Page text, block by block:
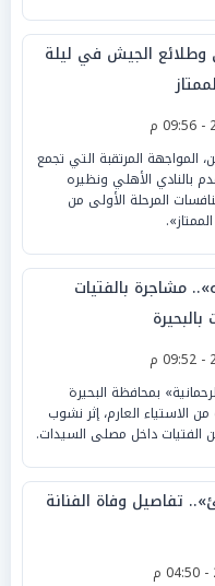
وطلائع الجيش في ليلة
المواجهة المرتقبة التي تجمع
بالنادي الأهلي ونظيره
المرحلة الأولى من
مشاجرة بالفتيات
بمحافظة البحيرة
الاستياء العارم، إثر نشوب
الفتيات داخل مصلى السيدات.
تفاصيل وفاة الفنانة